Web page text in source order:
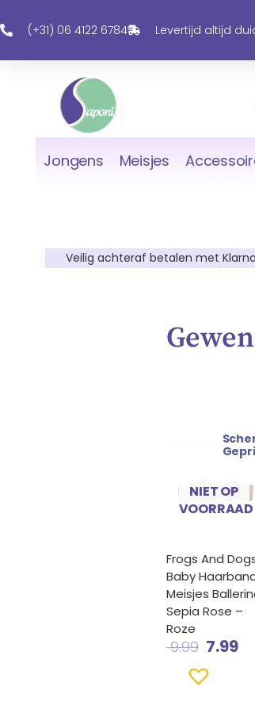
Naar
Inhoud
(+31) 06 4122 6784 Levertijd altijd
Jongens Meisjes
Veilig achteraf betalen met Klarna
NIET OP
VOORRAAD
Frogs And
Baby
Meisjes
Sepia Rose –
Roze
9.99
was:
€ 9.99.
7.99
is:
€